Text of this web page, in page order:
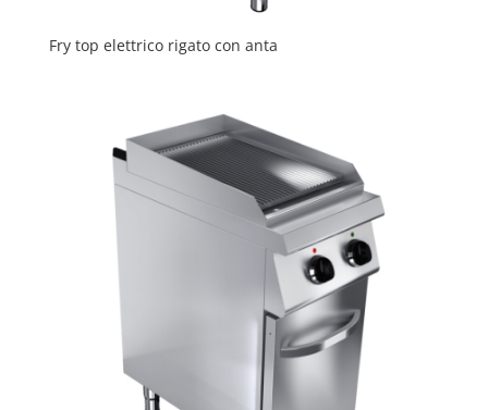
Fry top elettrico rigato con anta